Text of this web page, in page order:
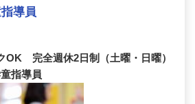
導員
OK 完全週休2日制（土曜・日曜）
指導員